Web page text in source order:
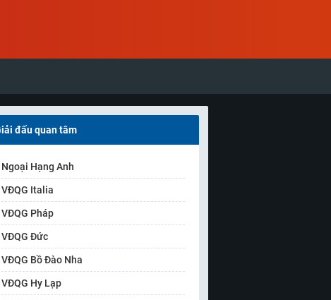
đấu quan tâm
Ngoại Hạng Anh
VĐQG Italia
VĐQG Pháp
VĐQG Đức
VĐQG Bồ Đào Nha
VĐQG Hy Lạp